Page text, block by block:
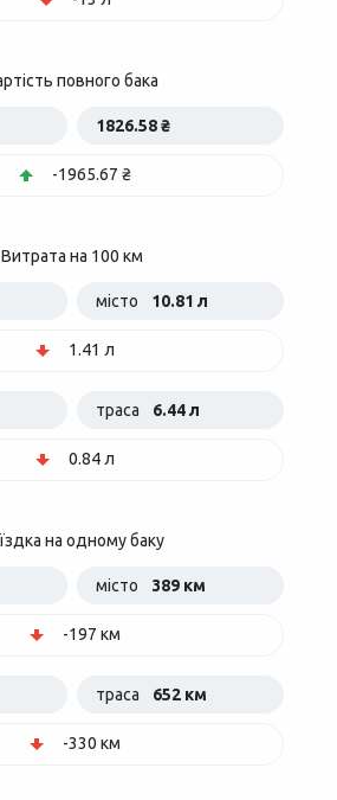
повного бака
1826.58 ₴
-1965.67 ₴
Витрата на 100 км
місто 10.81 л
1.41 л
траса 6.44 л
0.84 л
на одному баку
місто 389 км
-197 км
траса 652 км
-330 км